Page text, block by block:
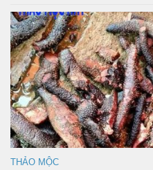
THẢO MỘC